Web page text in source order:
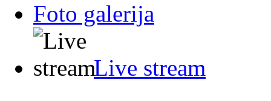
Foto galerija
Live stream